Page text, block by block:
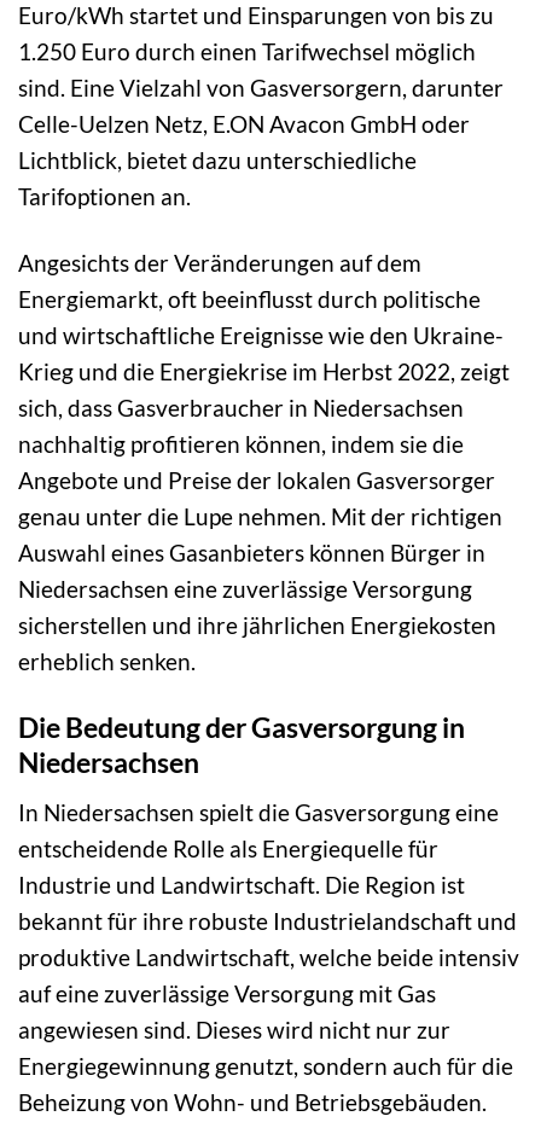
Euro/kWh startet und Einsparungen von bis zu
1.250 Euro durch einen Tarifwechsel möglich
sind. Eine Vielzahl von Gasversorgern, darunter
Celle-Uelzen Netz, E.ON Avacon GmbH oder
Lichtblick, bietet dazu unterschiedliche
Tarifoptionen an.
Angesichts der Veränderungen auf dem
Energiemarkt, oft beeinflusst durch politische
und wirtschaftliche Ereignisse wie den Ukraine-
Krieg und die Energiekrise im Herbst 2022, zeigt
sich, dass Gasverbraucher in Niedersachsen
nachhaltig profitieren können, indem sie die
Angebote und Preise der lokalen Gasversorger
genau unter die Lupe nehmen. Mit der richtigen
Auswahl eines Gasanbieters können Bürger in
Niedersachsen eine zuverlässige Versorgung
sicherstellen und ihre jährlichen Energiekosten
erheblich senken.
Die Bedeutung der Gasversorgung in
Niedersachsen
In Niedersachsen spielt die Gasversorgung eine
entscheidende Rolle als Energiequelle für
Industrie und Landwirtschaft. Die Region ist
bekannt für ihre robuste Industrielandschaft und
produktive Landwirtschaft, welche beide intensiv
auf eine zuverlässige Versorgung mit Gas
angewiesen sind. Dieses wird nicht nur zur
Energiegewinnung genutzt, sondern auch für die
Beheizung von Wohn- und Betriebsgebäuden.